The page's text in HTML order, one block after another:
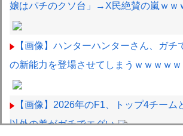
嬢はパチのクソ台」→X民絶賛の嵐ｗｗ
【画像】ハンターハンターさん、ガチ
の新能力を登場させてしまうｗｗｗｗｗ
【画像】2026年のF1、トップ4チーム
以外の差がガチでエグい